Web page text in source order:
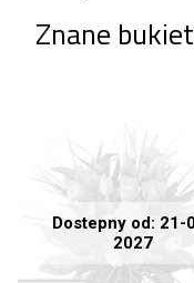
Znane
Dostepny od: 21-
2027